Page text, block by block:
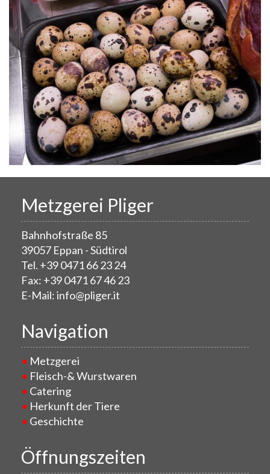
Metzgerei Pliger
Bahnhofstraße 85
39057 Eppan - Südtirol
Tel. +39 0471 66 23 24
Fax: +39 0471 67 46 23
E-Mail: info@pliger.it
Navigation
Metzgerei
Fleisch-& Wurstwaren
Catering
Herkunft der Tiere
Geschichte
Öffnungszeiten